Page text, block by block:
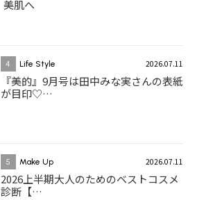
美肌へ
4 Life Style 2026.07.11
『美的』9月号は田中みな実さんの表紙
が目印♡…
5 Make Up 2026.07.11
2026上半期大人のためのベストコスメ
診断【…